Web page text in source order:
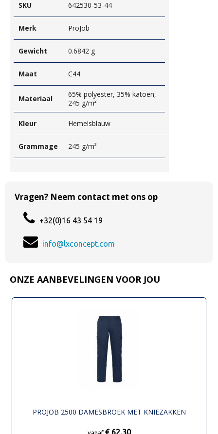
SKU 642530-53-44
Merk ProJob
Gewicht 0.6842 g
Maat C44
Materiaal
65% polyester, 35% katoen,
245 g/m²
Kleur Hemelsblauw
Grammage 245 g/m²
Vragen? Neem contact met ons op
+32(0)16 43 54 19
info@lxconcept.com
ONZE AANBEVELINGEN VOOR JOU
PROJOB 2500 DAMESBROEK MET KNIEZAKKEN
vanaf € 62,30